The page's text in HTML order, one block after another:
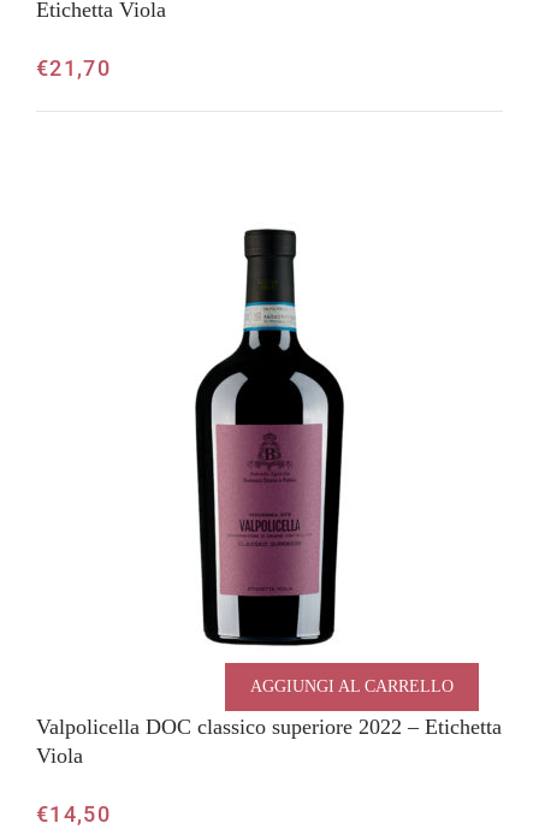
Etichetta Viola
€21,70
Valpolicella DOC classico superiore 2022 – Etichetta
Viola
€14,50
AGGIUNGI AL CARRELLO